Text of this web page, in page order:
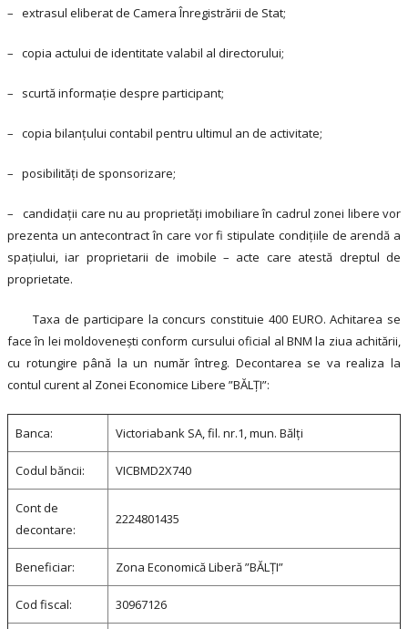
– extrasul eliberat de Camera Înregistrării de Stat;
– copia actului de identitate valabil al directorului;
– scurtă informaţie despre participant;
– copia bilanţului contabil pentru ultimul an de activitate;
– posibilităţi de sponsorizare;
– candidaţii care nu au proprietăţi imobiliare în cadrul zonei libere vor
prezenta un antecontract în care vor fi stipulate condiţiile de arendă a
spaţiului, iar proprietarii de imobile – acte care atestă dreptul de
proprietate.
Taxa de participare la concurs constituie 400 EURO. Achitarea se
face în lei moldoveneşti conform cursului oficial al BNM la ziua achitării,
cu rotungire până la un număr întreg. Decontarea se va realiza la
contul curent al Zonei Economice Libere ”BĂLŢI”:
Banca: Victoriabank SA, fil. nr.1, mun. Bălţi
Codul băncii: VICBMD2X740
Cont de
decontare:
2224801435
Beneficiar: Zona Economică Liberă ”BĂLŢI”
Cod fiscal: 30967126